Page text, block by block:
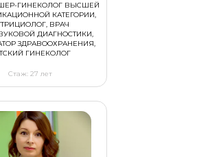
ГИНЕКОЛОГ ВЫСШЕЙ
КАТЕГОРИИ,
ВРАЧ
ДИАГНОСТИКИ,
ЗДРАВООХРАНЕНИЯ,
ГИНЕКОЛОГ
Стаж: 27 лет